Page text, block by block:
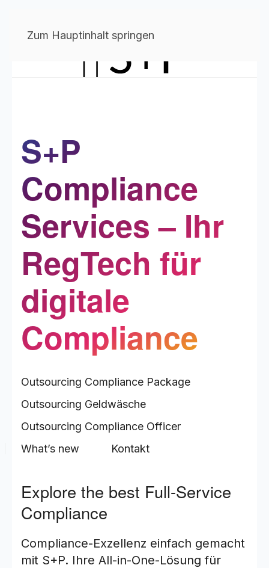
Zum Hauptinhalt springen
S+P
Compliance
Services – Ihr
RegTech für
digitale
Compliance
Outsourcing Compliance Package
Outsourcing Geldwäsche
Outsourcing Compliance Officer
What’s new
Kontakt
Explore the best Full-Service
Compliance
Compliance-Exzellenz einfach gemacht
mit S+P. Ihre All-in-One-Lösung für